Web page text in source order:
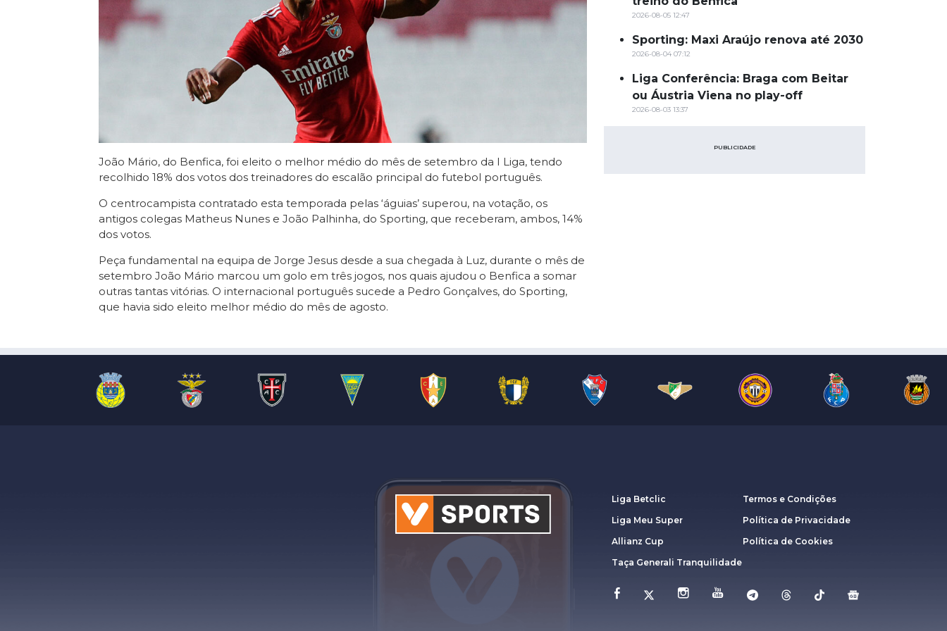
MLS
Brasileirão
João Mário, do Benfica, foi eleito o melhor médio do mês de setembro da I Liga, tendo
recolhido 18% dos votos dos treinadores do escalão principal do futebol português.
O centrocampista contratado esta temporada pelas ‘águias’ superou, na votação, os
antigos colegas Matheus Nunes e João Palhinha, do Sporting, que receberam, ambos, 14%
dos votos.
Peça fundamental na equipa de Jorge Jesus desde a sua chegada à Luz, durante o mês de
setembro João Mário marcou um golo em três jogos, nos quais ajudou o Benfica a somar
outras tantas vitórias. O internacional português sucede a Pedro Gonçalves, do Sporting,
que havia sido eleito melhor médio do mês de agosto.
2026-08-05 12:47
Sporting: Maxi Araújo renova até 2030
2026-08-04 07:12
Liga Conferência: Braga com Beitar
ou Áustria Viena no play-off
2026-08-03 13:37
PUBLICIDADE
Liga Betclic
Liga Meu Super
Allianz Cup
Taça Generali Tranquilidade
Termos e Condições
Política de Privacidade
Política de Cookies